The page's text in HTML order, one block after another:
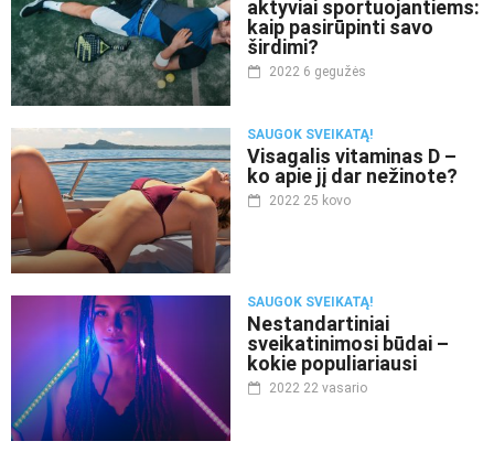
aktyviai sportuojantiems:
kaip pasirūpinti savo
širdimi?
2022 6 gegužės
SAUGOK SVEIKATĄ!
Visagalis vitaminas D –
ko apie jį dar nežinote?
2022 25 kovo
SAUGOK SVEIKATĄ!
Nestandartiniai
sveikatinimosi būdai –
kokie populiariausi
2022 22 vasario